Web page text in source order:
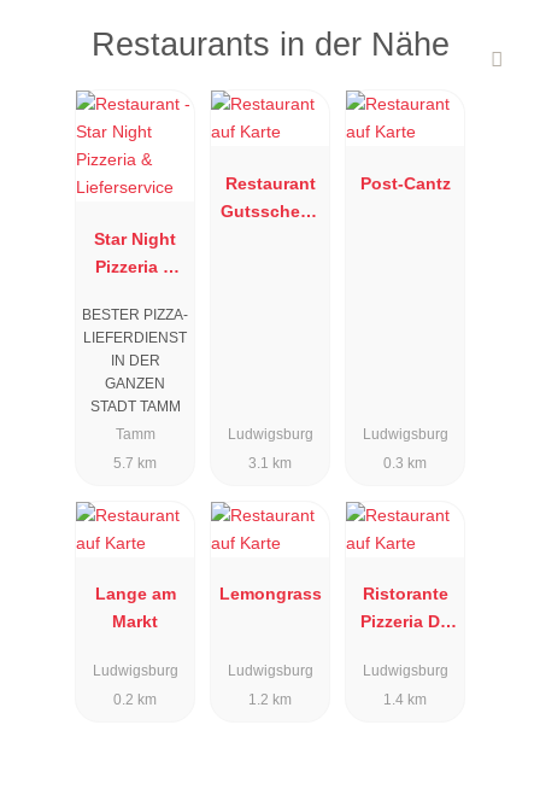
Restaurants in der Nähe
Star Night
Pizzeria &
BESTER PIZZA-
LIEFERDIENST
IN DER
GANZEN
STADT TAMM
Tamm
5.7 km
Restaurant
Gutsschenk
Ludwigsburg
3.1 km
Post-Cantz
Ludwigsburg
0.3 km
Lange am
Markt
Ludwigsburg
0.2 km
Lemongrass
Ludwigsburg
1.2 km
Ristorante
Pizzeria Da
Ludwigsburg
1.4 km